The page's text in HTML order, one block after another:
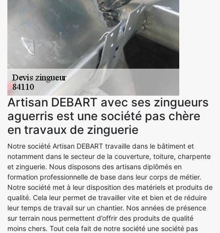
Artisan DEBART avec ses zingueurs
aguerris est une société pas chère
en travaux de zinguerie
Notre société Artisan DEBART travaille dans le bâtiment et
notamment dans le secteur de la couverture, toiture, charpente
et zinguerie. Nous disposons des artisans diplômés en
formation professionnelle de base dans leur corps de métier.
Notre société met à leur disposition des matériels et produits de
qualité. Cela leur permet de travailler vite et bien et de réduire
leur temps de travail sur un chantier. Nos années de présence
sur terrain nous permettent d’offrir des produits de qualité
moins chers. Tout cela fait de notre société une société pas